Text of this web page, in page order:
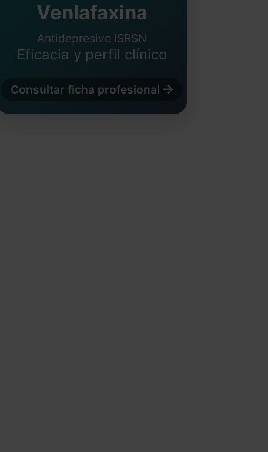
Venlafaxina
Antidepresivo ISRSN
Eficacia y perfil clínico
Consultar ficha profesional